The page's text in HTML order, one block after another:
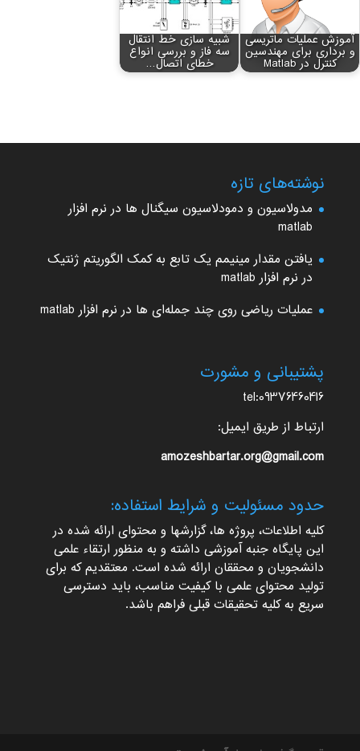
آموزش عملیات ماتریسی
و برداری برای مهندسین
کنترل در Matlab
شبیه سازی خط انتقال
سه فاز و بررسی انواع
خطای اتصال…
نوشته‌های تازه
مدولاسیون و دمودلاسیون سیگنال ها در نرم افزار
matlab
یافتن مقدار مینیمم یک تابع به کمک الگوریتم ژنتیک
در نرم افزار matlab
عملیات ریاضی روی چند جمله‌ای ها در نرم افزار matlab
پشتیبانی و مشورت
tel:09376460416
ارتباط از طریق ایمیل:
amozeshbartar.org@gmail.com
حدود مسئولیت و شرایط استفاده:
کلیه اطلاعات، پروژه ها، گزارشها و محتوای ارائه شده در
این پایگاه جنبه آموزشی داشته و به منظور ارتقاء علمی
دانشجویان و محققان ارائه شده است. معتقدیم که برای
تولید محتوای علمی با کیفیت مناسب، باید دسترسی
سریع به کلیه تحقیقات قبلی فراهم باشد.